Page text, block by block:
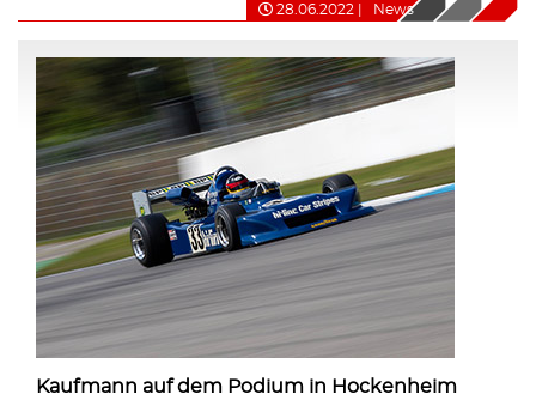
28.06.2022 News
Kaufmann auf dem Podium in Hockenheim